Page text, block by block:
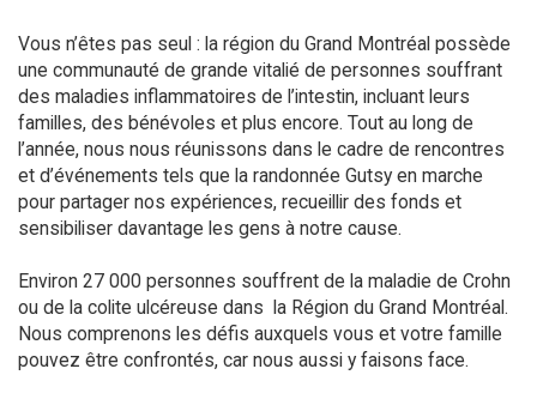
Vous n’êtes pas seul : la région du Grand Montréal possède
une communauté de grande vitalié de personnes souffrant
des maladies inflammatoires de l’intestin, incluant leurs
familles, des bénévoles et plus encore. Tout au long de
l’année, nous nous réunissons dans le cadre de rencontres
et d’événements tels que la randonnée Gutsy en marche
pour partager nos expériences, recueillir des fonds et
sensibiliser davantage les gens à notre cause.
Environ 27 000 personnes souffrent de la maladie de Crohn
ou de la colite ulcéreuse dans la Région du Grand Montréal.
Nous comprenons les défis auxquels vous et votre famille
pouvez être confrontés, car nous aussi y faisons face.